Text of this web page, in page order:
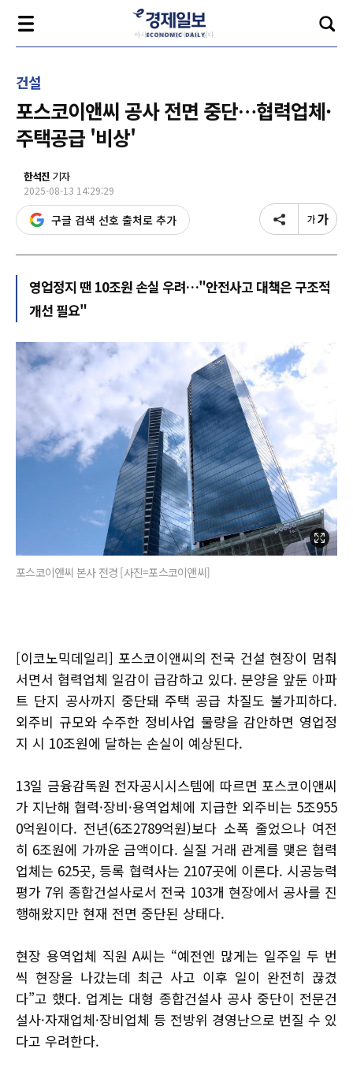
건설
포스코이앤씨 공사 전면 중단…협력업체·
주택공급 '비상'
한석진 기자
2025-08-13 14:29:29
구글 검색 선호 출처로 추가
영업정지 땐 10조원 손실 우려…"안전사고 대책은 구조적
개선 필요"
포스코이앤씨 본사 전경 [사진=포스코이앤씨]
[이코노믹데일리] 포스코이앤씨의 전국 건설 현장이 멈춰
서면서 협력업체 일감이 급감하고 있다. 분양을 앞둔 아파
트 단지 공사까지 중단돼 주택 공급 차질도 불가피하다.
외주비 규모와 수주한 정비사업 물량을 감안하면 영업정
지 시 10조원에 달하는 손실이 예상된다.
13일 금융감독원 전자공시시스템에 따르면 포스코이앤씨
가 지난해 협력·장비·용역업체에 지급한 외주비는 5조955
0억원이다. 전년(6조2789억원)보다 소폭 줄었으나 여전
히 6조원에 가까운 금액이다. 실질 거래 관계를 맺은 협력
업체는 625곳, 등록 협력사는 2107곳에 이른다. 시공능력
평가 7위 종합건설사로서 전국 103개 현장에서 공사를 진
행해왔지만 현재 전면 중단된 상태다.
현장 용역업체 직원 A씨는 “예전엔 많게는 일주일 두 번
씩 현장을 나갔는데 최근 사고 이후 일이 완전히 끊겼
다”고 했다. 업계는 대형 종합건설사 공사 중단이 전문건
설사·자재업체·장비업체 등 전방위 경영난으로 번질 수 있
다고 우려한다.